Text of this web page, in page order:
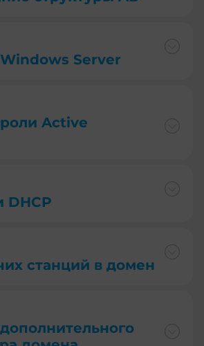
Server
Active
DHCP
станций в домен